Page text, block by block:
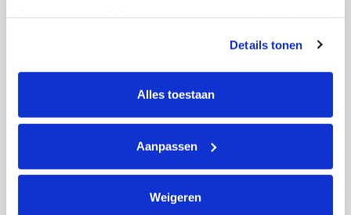
tonen. Je kunt je toestemming op elk moment wijzigen of
intrekken via Cookie instellingen onderaan de pagina. De
lijst met cookies is te vinden in het tabblad “details”.
Details tonen
Alles toestaan
Aanpassen
Weigeren
Opgehaald Streefbedrag
Word lid van ons team